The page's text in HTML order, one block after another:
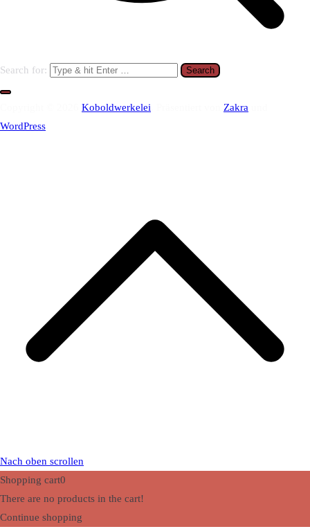
Search for:
Koboldwerkelei Zakra
WordPress
Nach oben scrollen
Shopping cart0
There are no products in the cart!
Continue shopping